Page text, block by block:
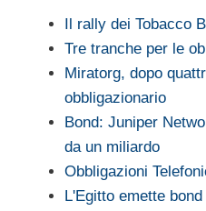
Il rally dei Tobacco
Tre tranche per le
Miratorg, dopo
obbligazionario
Bond: Juniper
da un miliardo
Obbligazioni
L'Egitto emette